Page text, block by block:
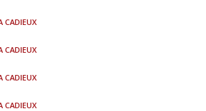
CADIEUX
CADIEUX
CADIEUX
CADIEUX